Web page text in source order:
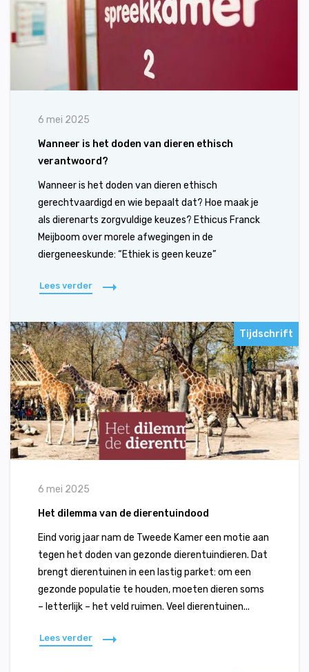
6 mei 2025
Wanneer is het doden van dieren ethisch
verantwoord?
Wanneer is het doden van dieren ethisch
gerechtvaardigd en wie bepaalt dat? Hoe maak je
als dierenarts zorgvuldige keuzes? Ethicus Franck
Meijboom over morele afwegingen in de
diergeneeskunde: “Ethiek is geen keuze”
Lees verder
Tijdschrift
6 mei 2025
Het dilemma van de dierentuindood
Eind vorig jaar nam de Tweede Kamer een motie aan
tegen het doden van gezonde dierentuindieren. Dat
brengt dierentuinen in een lastig parket: om een
gezonde populatie te houden, moeten dieren soms
– letterlijk – het veld ruimen. Veel dierentuinen...
Lees verder